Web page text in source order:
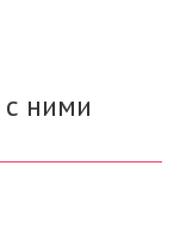
с ними